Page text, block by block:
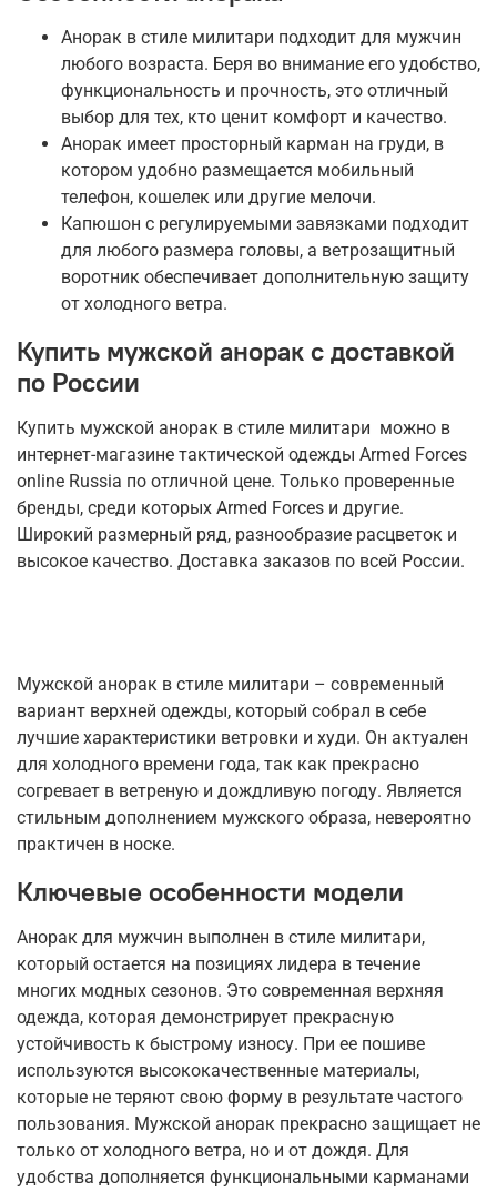
Анорак в стиле милитари подходит для мужчин
любого возраста. Беря во внимание его удобство,
функциональность и прочность, это отличный
выбор для тех, кто ценит комфорт и качество.
Анорак имеет просторный карман на груди, в
котором удобно размещается мобильный
телефон, кошелек или другие мелочи.
Капюшон с регулируемыми завязками подходит
для любого размера головы, а ветрозащитный
воротник обеспечивает дополнительную защиту
от холодного ветра.
Купить мужской анорак с доставкой
по России
Купить мужской анорак в стиле милитари можно в
интернет-магазине тактической одежды Armed Forces
online Russia по отличной цене. Только проверенные
бренды, среди которых Armed Forces и другие.
Широкий размерный ряд, разнообразие расцветок и
высокое качество. Доставка заказов по всей России.
Мужской анорак в стиле милитари – современный
вариант верхней одежды, который собрал в себе
лучшие характеристики ветровки и худи. Он актуален
для холодного времени года, так как прекрасно
согревает в ветреную и дождливую погоду. Является
стильным дополнением мужского образа, невероятно
практичен в носке.
Ключевые особенности модели
Анорак для мужчин выполнен в стиле милитари,
который остается на позициях лидера в течение
многих модных сезонов. Это современная верхняя
одежда, которая демонстрирует прекрасную
устойчивость к быстрому износу. При ее пошиве
используются высококачественные материалы,
которые не теряют свою форму в результате частого
пользования. Мужской анорак прекрасно защищает не
только от холодного ветра, но и от дождя. Для
удобства дополняется функциональными карманами